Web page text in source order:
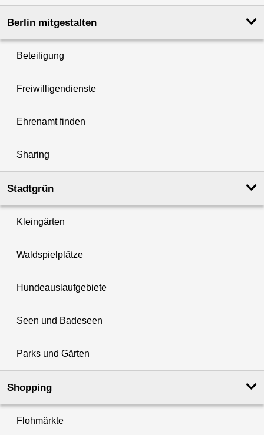
Berlin mitgestalten
Beteiligung
Freiwilligendienste
Ehrenamt finden
Sharing
Stadtgrün
Kleingärten
Waldspielplätze
Hundeauslaufgebiete
Seen und Badeseen
Parks und Gärten
Shopping
Flohmärkte